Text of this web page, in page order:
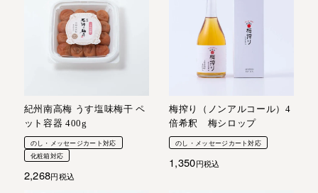
紀州南高梅 うす塩味梅干 ペ
ット容器 400g
のし・メッセージカート対応
化粧箱対応
2,268 税込
梅搾り（ノンアルコール）4
倍希釈 梅シロップ
のし・メッセージカート対応
1,350 税込